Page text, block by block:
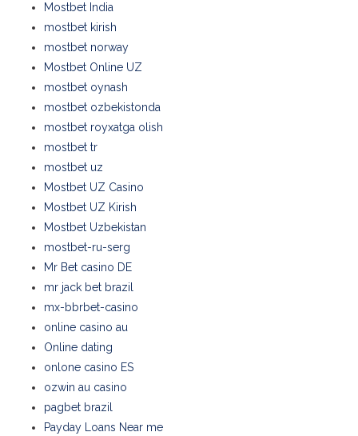
Mostbet India
mostbet kirish
mostbet norway
Mostbet Online UZ
mostbet oynash
mostbet ozbekistonda
mostbet royxatga olish
mostbet tr
mostbet uz
Mostbet UZ Casino
Mostbet UZ Kirish
Mostbet Uzbekistan
mostbet-ru-serg
Mr Bet casino DE
mr jack bet brazil
mx-bbrbet-casino
online casino au
Online dating
onlone casino ES
ozwin au casino
pagbet brazil
Payday Loans Near me